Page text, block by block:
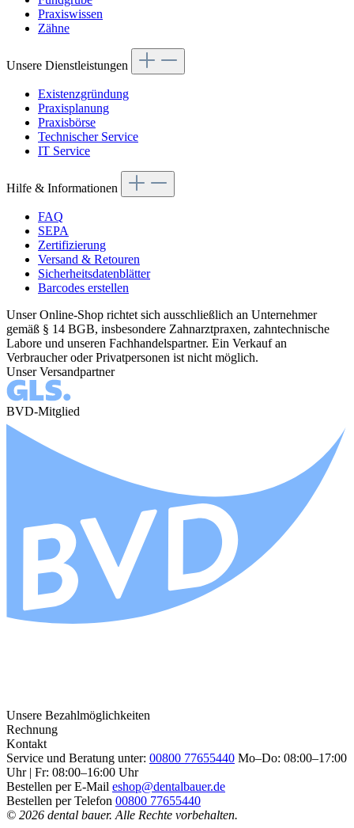
Praxiswissen
Zähne
Unsere Dienstleistungen
Existenzgründung
Praxisplanung
Praxisbörse
Technischer Service
IT Service
Hilfe & Informationen
FAQ
SEPA
Zertifizierung
Versand & Retouren
Sicherheitsdatenblätter
Barcodes erstellen
Unser Online-Shop richtet sich ausschließlich an Unternehmer
gemäß § 14 BGB, insbesondere Zahnarztpraxen, zahntechnische
Labore und unseren Fachhandelspartner. Ein Verkauf an
Verbraucher oder Privatpersonen ist nicht möglich.
Unser Versandpartner
BVD-Mitglied
Unsere Bezahlmöglichkeiten
Rechnung
Kontakt
Service und Beratung unter: 00800 77655440 Mo–Do: 08:00–17:00
Uhr | Fr: 08:00–16:00 Uhr
Bestellen per E-Mail eshop@dentalbauer.de
Bestellen per Telefon 00800 77655440
© 2026 dental bauer. Alle Rechte vorbehalten.